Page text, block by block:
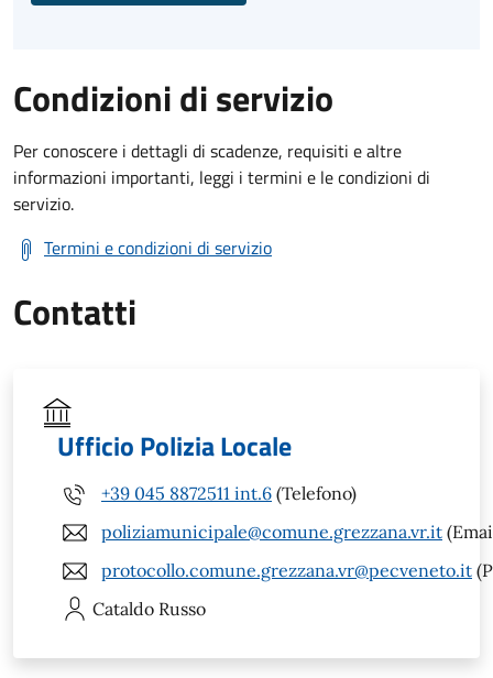
Condizioni di servizio
Per conoscere i dettagli di scadenze, requisiti e altre
informazioni importanti, leggi i termini e le condizioni di
servizio.
Termini e condizioni di servizio
Contatti
Ufficio Polizia Locale
+39 045 8872511 int.6 (Telefono)
poliziamunicipale@comune.grezzana.vr.it
protocollo.comune.grezzana.vr@pecveneto.it
Cataldo Russo